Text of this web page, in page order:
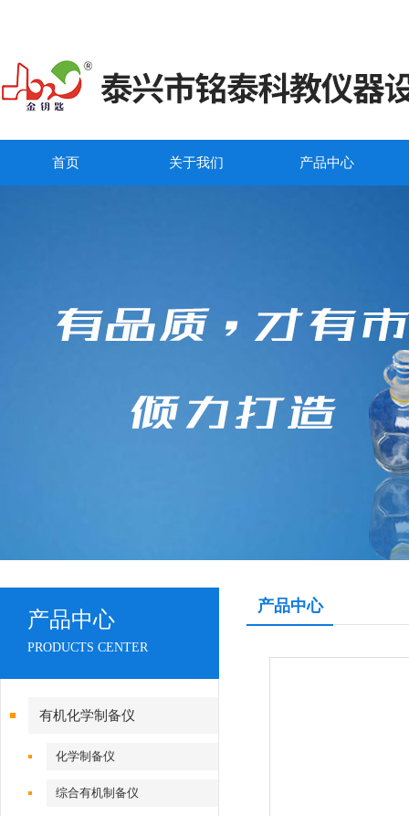
首页 关于我们 产品中心
产品中心
PRODUCTS CENTER
有机化学制备仪
化学制备仪
综合有机制备仪
产品中心